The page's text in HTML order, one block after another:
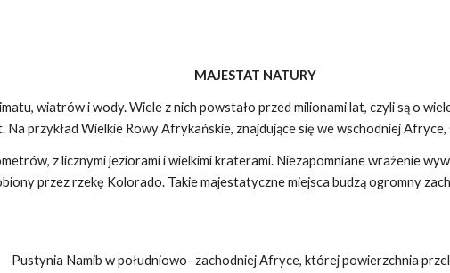
MAJESTAT NATURY
wiatrów i wody. Wiele z nich powstało przed milionami lat, czyli są o
przykład Wielkie Rowy Afrykańskie, znajdujące się we wschodniej
z licznymi jeziorami i wielkimi kraterami. Niezapomniane wrażenie
przez rzekę Kolorado. Takie majestatyczne miejsca budzą ogromny
Pustynia Namib w południowo- zachodniej Afryce, której powierzchnia